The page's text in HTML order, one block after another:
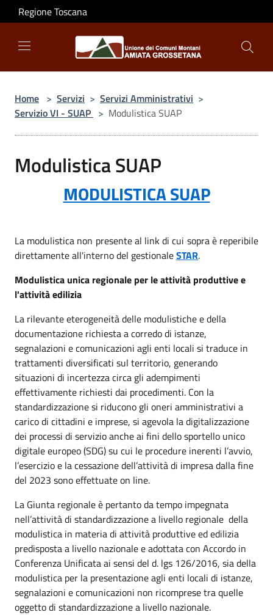
Salta al contenuto principale
Regione Toscana
Home > Servizi > Servizi Amministrativi >
Servizio VI - SUAP > Modulistica SUAP
Modulistica SUAP
MODULISTICA SUAP
La modulistica non presente al link di cui sopra è reperibile
direttamente all'interno del gestionaleSTAR.
Modulistica unica regionale per le attività produttive e
l'attività edilizia
La rilevante eterogeneità delle modulistiche e della
documentazione richiesta a corredo di istanze,
segnalazioni e comunicazioni agli enti locali si traduce in
trattamenti diversificati sul territorio, generando
situazioni di incertezza circa gli adempimenti
effettivamente richiesti dai procedimenti. Con la
standardizzazione si riducono gli oneri amministrativi a
carico di cittadini e imprese, si agevola la digitalizzazione
dei processi di servizio anche ai fini dello sportello unico
digitale europeo (SDG) su cui le procedure inerenti l’avvio,
l’esercizio e la cessazione dell’attività di impresa dalla fine
del 2023 sono effettuate on line.
La Giunta regionale è pertanto da tempo impegnata
nell’attività di standardizzazione a livello regionale della
modulistica in materia di attività produttive ed edilizia
predisposta a livello nazionale e adottata con Accordo in
Conferenza Unificata ai sensi del d. lgs 126/2016, sia della
modulistica per la presentazione agli enti locali di istanze,
segnalazioni e comunicazioni non ricomprese tra quelle
oggetto di standardizzazione a livello nazionale.